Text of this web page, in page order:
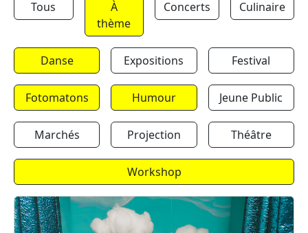
Tous
À
thème
Concerts Culinaire
Danse Expositions Festival
Fotomatons Humour Jeune Public
Marchés Projection Théâtre
Workshop